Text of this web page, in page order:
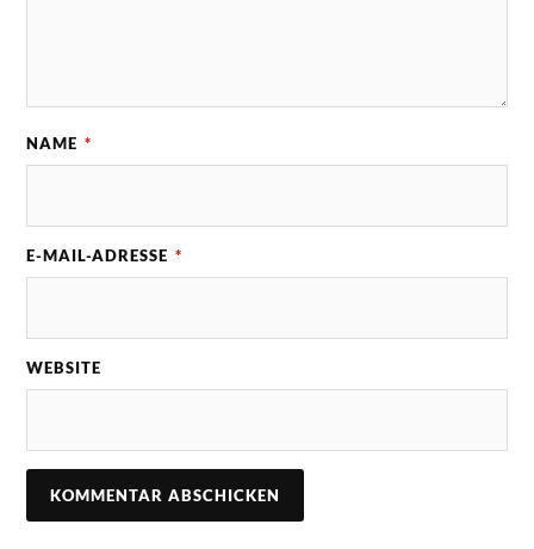
NAME *
E-MAIL-ADRESSE *
WEBSITE